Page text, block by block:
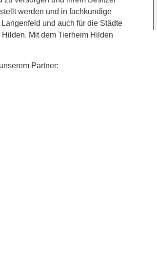
werden und in fachkundige
und auch für die Städte
Mit dem Tierheim Hilden
Partner: